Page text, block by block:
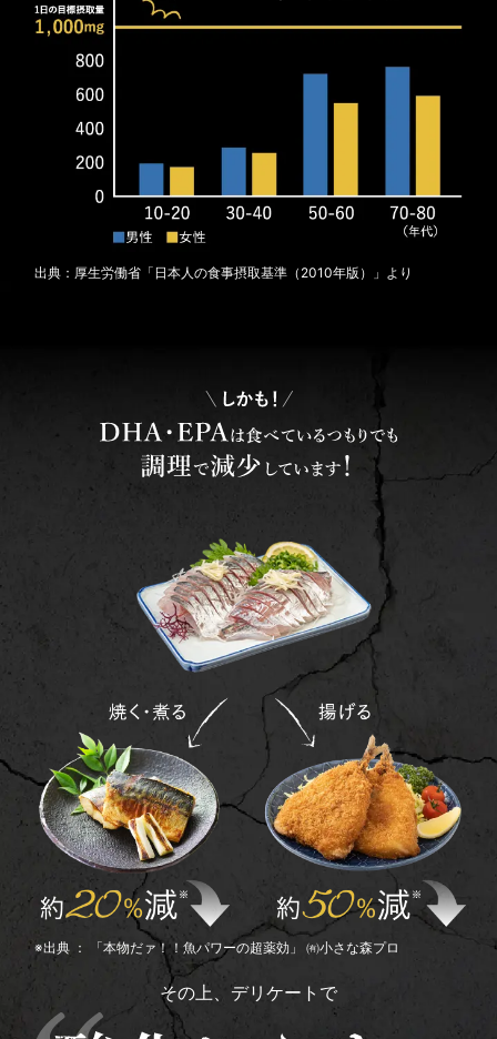
出典：厚生労働省「日本人の食事摂取基準（2010年版）」より
※出典 ： 「本物だァ！！魚パワーの超薬効」 ㈲小さな森プロ
その上、デリケートで